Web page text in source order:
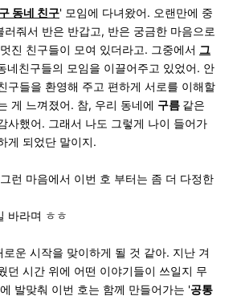
동네 친구' 모임에 다녀왔어. 오랜만에 중
러줘서 반은 반갑고, 반은 궁금한 마음으로
진 친구들이 모여 있더라고. 그중에서 그
네친구들의 모임을 이끌어주고 있었어. 안
구들을 환영해 주고 편하게 서로를 이해할
게 느껴졌어. 참, 우리 동네에 구름 같은
사했어. 그래서 나도 그렇게 나이 들어가
게 되었단 말이지.
런 마음에서 이번 호 부터는 좀 더 다정한
바라며 ㅎㅎ
운 시작을 맞이하게 될 것 같아. 지난 겨
던 시간 위에 어떤 이야기들이 쓰일지 무
발맞춰 이번 호는 함께 만들어가는 '공통